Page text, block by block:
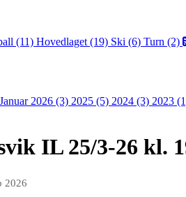
(11) Hovedlaget (19) Ski (6) Turn (2)
Januar 2026 (3) 2025 (5) 2024 (3) 2023
IL 25/3-26 kl.
2026